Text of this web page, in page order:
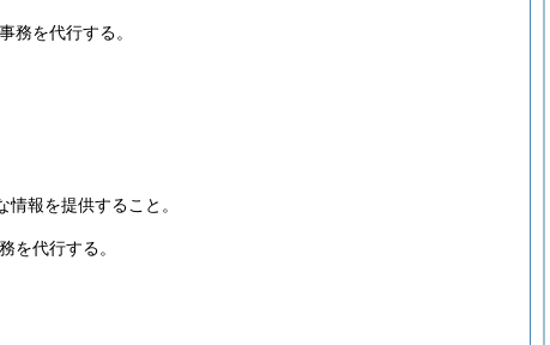
務を代行する。
報を提供すること。
を代行する。